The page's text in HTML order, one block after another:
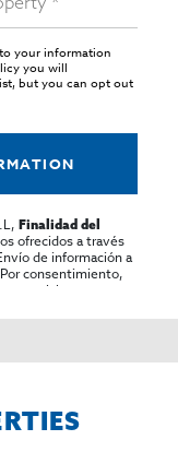
your information
you will
but you can opt out
Finalidad del
ofrecidos a través
de información a
Por consentimiento,
elaborar
de los